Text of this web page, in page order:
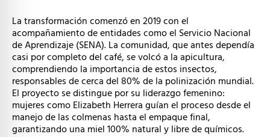
La transformación comenzó en 2019 con el
acompañamiento de entidades como el Servicio Nacional
de Aprendizaje (SENA). La comunidad, que antes dependía
casi por completo del café, se volcó a la apicultura,
comprendiendo la importancia de estos insectos,
responsables de cerca del 80% de la polinización mundial.
El proyecto se distingue por su liderazgo femenino:
mujeres como Elizabeth Herrera guían el proceso desde el
manejo de las colmenas hasta el empaque final,
garantizando una miel 100% natural y libre de químicos.